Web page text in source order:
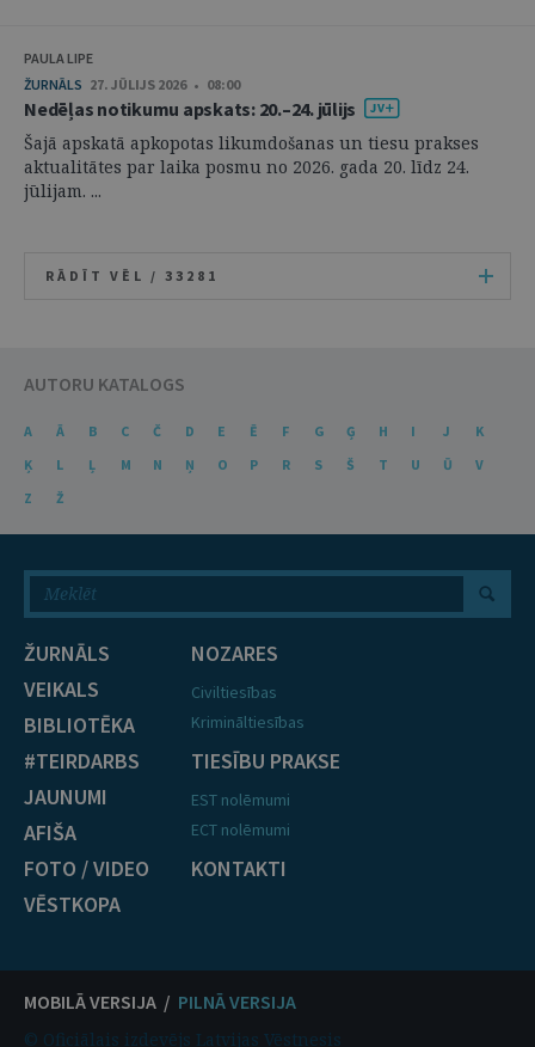
PAULA LIPE
ŽURNĀLS 27. JŪLIJS 2026 • 08:00
Nedēļas notikumu apskats: 20.–24. jūlijs
Šajā apskatā apkopotas likumdošanas un tiesu prakses
aktualitātes par laika posmu no 2026. gada 20. līdz 24.
jūlijam. ...
RĀDĪT VĒL / 33281
AUTORU KATALOGS
A Ā B C Č D E Ē F G Ģ H I J
K
Ķ
L Ļ M N Ņ O P R S Š T U Ū
V
Z
Ž
ŽURNĀLS
VEIKALS
BIBLIOTĒKA
#TEIRDARBS
JAUNUMI
AFIŠA
FOTO / VIDEO
VĒSTKOPA
NOZARES
Civiltiesības
Krimināltiesības
TIESĪBU PRAKSE
EST nolēmumi
ECT nolēmumi
KONTAKTI
MOBILĀ VERSIJA / PILNĀ VERSIJA
© Oficiālais izdevējs Latvijas Vēstnesis